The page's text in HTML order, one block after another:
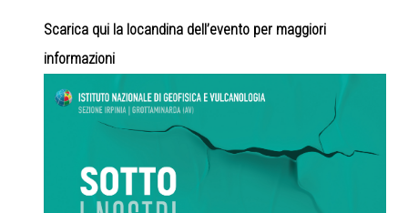
Scarica qui la locandina dell’evento per maggiori
informazioni